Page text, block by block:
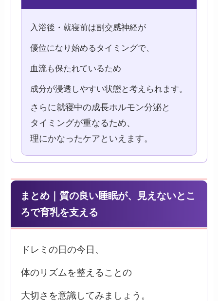
入浴後・就寝前は副交感神経が
優位になり始めるタイミングで、
血流も保たれているため
成分が浸透しやすい状態と考えられます。
さらに就寝中の成長ホルモン分泌と
タイミングが重なるため、
理にかなったケアといえます。
まとめ｜質の良い睡眠が、見えないとこ
ろで育乳を支える
ドレミの日の今日、
体のリズムを整えることの
大切さを意識してみましょう。